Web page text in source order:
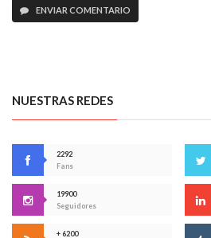
ENVIAR COMENTARIO
NUESTRAS REDES
2292
Fans
19900
Seguidores
+ 6200